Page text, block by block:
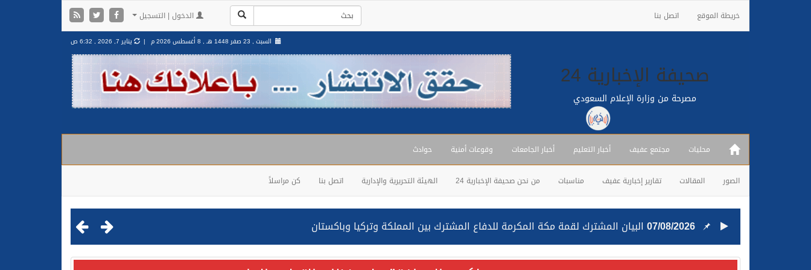
خريطة الموقع اتصل بنا الدخول | التسجيل
صحيفة الإخبارية 24
مصرحة من وزارة الإعلام السعودي
السبت , 23 صفر 1448 هـ , 8 أغسطس 2026 م | يناير 7, 2026 , 6:32 ص
محليات مجتمع عفيف أخبار التعليم أخبار الجامعات وقوعات أمنية حوادث
الصور المقالات تقارير إخبارية عفيف مناسبات من نحن صحيفة الإخبارية 24 الهيئة التحريرية والإدارية اتصل بنا كن مراسلاً
07/08/2026 البيان المشترك لقمة مكة المكرمة للدفاع المشترك بين المملكة وتركيا وباكستان
25/07/2026قيادة القوات المشتركة للتحالف: نفذنا عملية رد عسكري متناسبة لأهداف عسكرية مشروعة تابعة للمليشيا الحوثية الإرهابية في محافظة الحديدة